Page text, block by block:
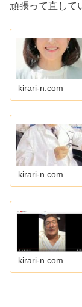
頑張って直して
kirari-n.com
kirari-n.com
kirari-n.com